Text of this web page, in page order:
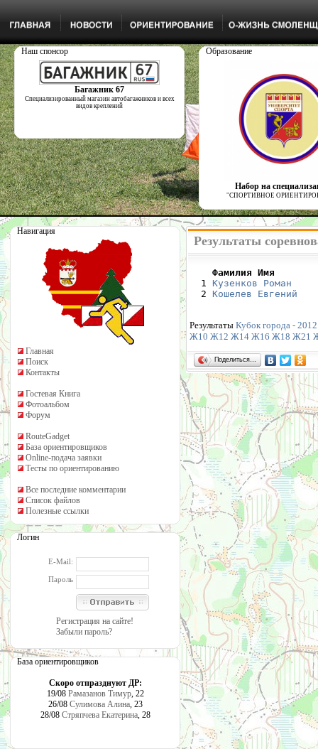
Наш спонсор
Багажник 67
Специализированный магазин автобагажников и всех
видов креплений
Образование
Набор на
"СПОРТИВНОЕ
Навигация
Главная
Поиск
Контакты
Гостевая Книга
Фотоальбом
Форум
RouteGadget
База ориентировщиков
Online-подача заявки
Тесты по ориентированию
Все последние комментарии
Список файлов
Полезные ссылки
Логин
E-Mail:
Пароль
Регистрация на сайте!
Забыли пароль?
База ориентировщиков
Скоро отпразднуют ДР:
19/08 Рамазанов Тимур, 22
26/08 Сулимова Алина, 23
28/08 Стряпчева Екатерина, 28
Результаты
Фамилия Имя
1 Кузенков Роман
  2
Кошелев Евгений
Результаты Кубок города -
Ж10 Ж12 Ж14 Ж16 Ж18 Ж21
Поделиться…